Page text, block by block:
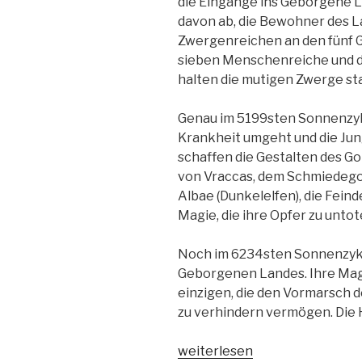
davon ab, die Bewohner des
Zwergenreichen an den fünf
sieben Menschenreiche und
halten die mutigen Zwerge
Genau im 5199sten
Krankheit umgeht und die
schaffen die Gestalten des
von Vraccas, dem
Albae (Dunkelelfen), die
Magie, die ihre Opfer zu
Noch im 6234sten
Geborgenen Landes. Ihre
einzigen, die den Vormarsch
zu verhindern vermögen. Die
„Die
weiterlesen